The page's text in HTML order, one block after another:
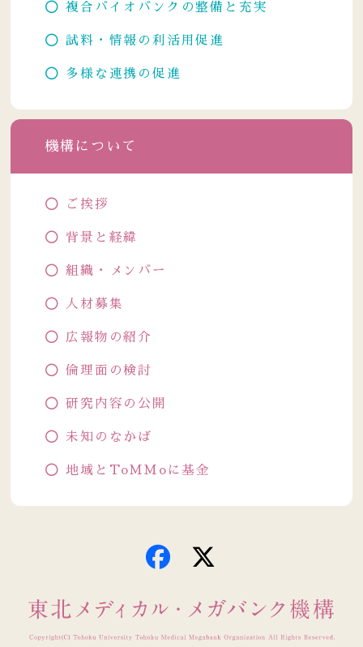
複合バイオバンクの整備と充実
試料・情報の利活用促進
多様な連携の促進
機構について
ご挨拶
背景と経緯
組織・メンバー
人材募集
広報物の紹介
倫理面の検討
研究内容の公開
未知のなかば
地域とToMMoに基金